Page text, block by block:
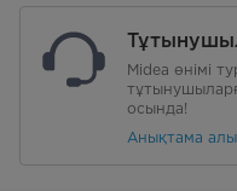
Midea өнімі
осында!
Анықтама